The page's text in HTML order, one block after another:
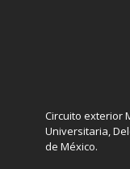
Circuito exterior
Universitaria,
de México.